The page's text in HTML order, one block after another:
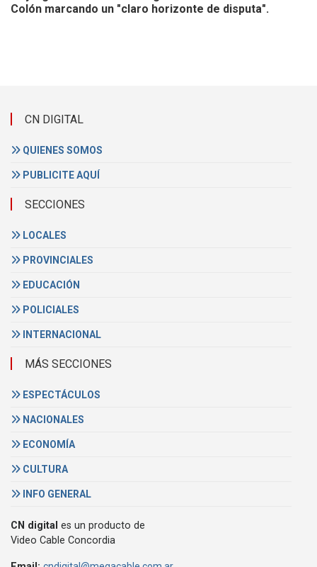
Colón marcando un "claro horizonte de disputa".
CN DIGITAL
QUIENES SOMOS
PUBLICITE AQUÍ
SECCIONES
LOCALES
PROVINCIALES
EDUCACIÓN
POLICIALES
INTERNACIONAL
MÁS SECCIONES
ESPECTÁCULOS
NACIONALES
ECONOMÍA
CULTURA
INFO GENERAL
CN digital es un producto de
Video Cable Concordia